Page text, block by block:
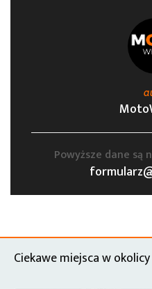
Powyższe dane są
Ciekawe miejsca w okolicy